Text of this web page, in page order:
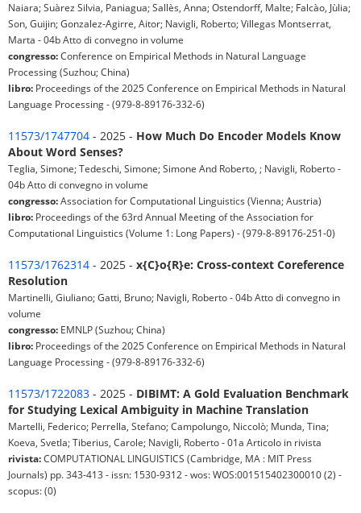
Naiara; Suàrez Silvia, Paniagua; Sallès, Anna; Ostendorff, Malte; Falcào, Jùlia;
Son, Guijin; Gonzalez-Agirre, Aitor; Navigli, Roberto; Villegas Montserrat,
Marta - 04b Atto di convegno in volume
congresso:Conference on Empirical Methods in Natural Language
Processing (Suzhou; China)
libro: Proceedings of the 2025 Conference on Empirical Methods in Natural
Language Processing - (979-8-89176-332-6)
11573/1747704 - 2025 - How Much Do Encoder Models Know
About Word Senses?
Teglia, Simone; Tedeschi, Simone; Simone And Roberto, ; Navigli, Roberto -
04b Atto di convegno in volume
congresso:Association for Computational Linguistics (Vienna; Austria)
libro: Proceedings of the 63rd Annual Meeting of the Association for
Computational Linguistics (Volume 1: Long Papers) - (979-8-89176-251-0)
11573/1762314 - 2025 - x{C}o{R}e: Cross-context Coreference
Resolution
Martinelli, Giuliano; Gatti, Bruno; Navigli, Roberto - 04b Atto di convegno in
volume
congresso: EMNLP (Suzhou; China)
libro: Proceedings of the 2025 Conference on Empirical Methods in Natural
Language Processing - (979-8-89176-332-6)
11573/1722083 - 2025 - DIBIMT: A Gold Evaluation Benchmark
for Studying Lexical Ambiguity in Machine Translation
Martelli, Federico; Perrella, Stefano; Campolungo, Niccolò; Munda, Tina;
Koeva, Svetla; Tiberius, Carole; Navigli, Roberto - 01a Articolo in rivista
rivista:COMPUTATIONAL LINGUISTICS (Cambridge, MA : MIT Press
Journals) pp. 343-413 - issn: 1530-9312 - wos: WOS:001515402300010 (2) -
scopus: (0)